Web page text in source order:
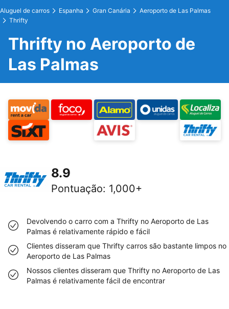
Aluguel de carros Espanha Gran Canária
Aeroporto de Las Palmas
Thrifty
Thrifty no Aeroporto de
Las Palmas
8.9
Pontuação: 1,000+
Devolvendo o carro com a Thrifty no Aeroporto de Las
Palmas é relativamente rápido e fácil
Clientes disseram que Thrifty carros são bastante limpos no
Aeroporto de Las Palmas
Nossos clientes disseram que Thrifty no Aeroporto de Las
Palmas é relativamente fácil de encontrar